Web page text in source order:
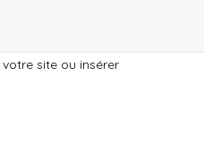
site ou insérer